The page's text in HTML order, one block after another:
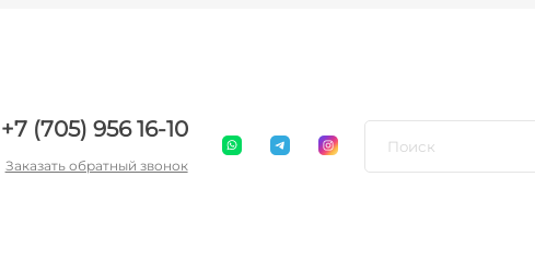
+7 (705) 956 16-10
Заказать обратный звонок